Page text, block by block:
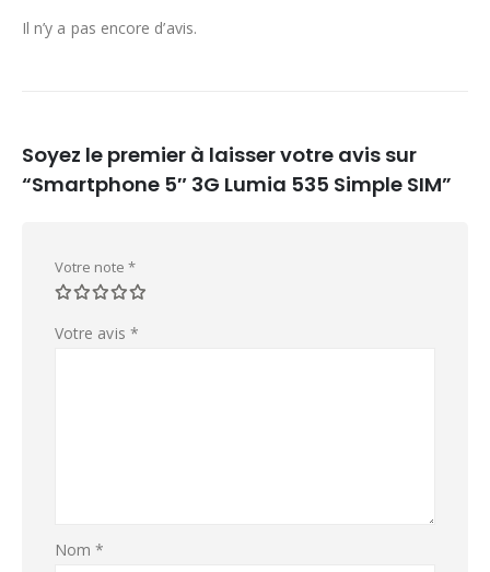
Il n’y a pas encore d’avis.
Soyez le premier à laisser votre avis sur
“Smartphone 5″ 3G Lumia 535 Simple SIM”
Votre note *
Votre avis *
Nom*